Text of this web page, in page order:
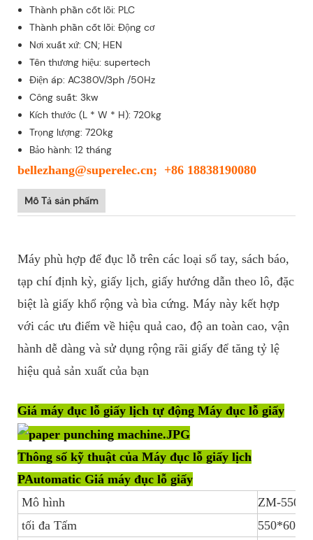
Thành phần cốt lõi: PLC
Thành phần cốt lõi: Động cơ
Nơi xuất xứ: CN; HEN
Tên thương hiệu: supertech
Điện áp: AC380V/3ph /50Hz
Công suất: 3kw
Kích thước (L * W * H): 720kg
Trọng lượng: 720kg
Bảo hành: 12 tháng
bellezhang@superelec.cn; +86 18838190080
Mô Tả sản phẩm
Máy phù hợp để đục lỗ trên các loại sổ tay, sách báo,
tạp chí định kỳ, giấy lịch, giấy hướng dẫn theo lô, đặc
biệt là giấy khổ rộng và bìa cứng. Máy này kết hợp
với các ưu điểm về hiệu quả cao, độ an toàn cao, vận
hành dễ dàng và sử dụng rộng rãi giấy để tăng tỷ lệ
hiệu quả sản xuất của bạn
Giá máy đục lỗ giấy lịch tự động Máy đục lỗ giấy
Thông số kỹ thuật của Máy đục lỗ giấy lịch
PAutomatic Giá máy đục lỗ giấy
Mô hình
ZM-550
tối đa Tấm